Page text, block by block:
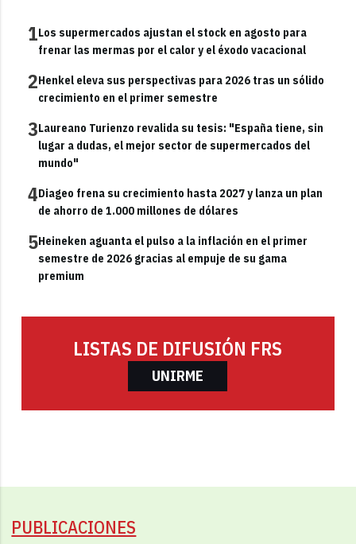
1Los supermercados ajustan el stock en agosto para
frenar las mermas por el calor y el éxodo vacacional
2Henkel eleva sus perspectivas para 2026 tras un sólido
crecimiento en el primer semestre
3Laureano Turienzo revalida su tesis: "España tiene, sin
lugar a dudas, el mejor sector de supermercados del
mundo"
4Diageo frena su crecimiento hasta 2027 y lanza un plan
de ahorro de 1.000 millones de dólares
5Heineken aguanta el pulso a la inflación en el primer
semestre de 2026 gracias al empuje de su gama
premium
LISTAS DE DIFUSIÓN FRS
UNIRME
PUBLICACIONES